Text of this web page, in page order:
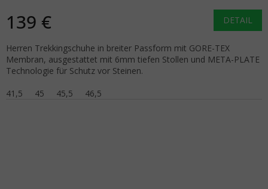
139 € DETAIL
Herren Trekkingschuhe in breiter Passform mit GORE-TEX
Membran, ausgestattet mit 6mm tiefen Stollen und META-PLATE
Technologie für Schutz vor Steinen.
41,5
45 45,5 46,5